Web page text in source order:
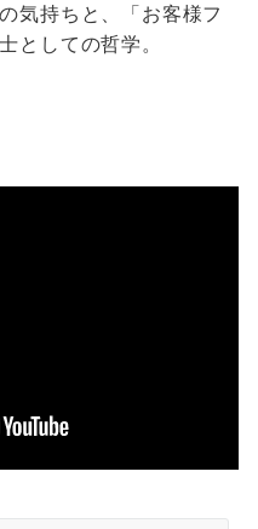
気持ちと、「お客様フ
としての哲学。